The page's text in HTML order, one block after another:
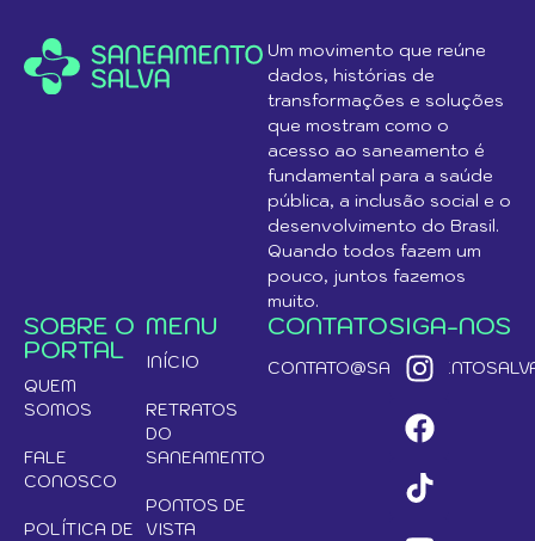
Um movimento que reúne
dados, histórias de
transformações e soluções
que mostram como o
acesso ao saneamento é
fundamental para a saúde
pública, a inclusão social e o
desenvolvimento do Brasil.
Quando todos fazem um
pouco, juntos fazemos
muito.
SOBRE O
PORTAL
QUEM
SOMOS
FALE
CONOSCO
POLÍTICA DE
MENU
INÍCIO
RETRATOS
DO
SANEAMENTO
PONTOS DE
VISTA
CONTATOSIGA-NOS